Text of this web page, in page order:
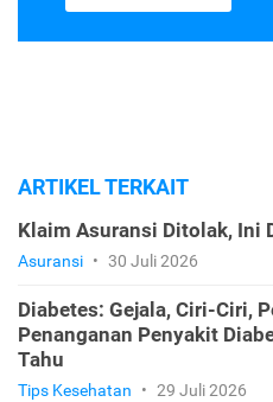
ARTIKEL TERKAIT
Klaim Asuransi Ditolak, Ini
Asuransi • 30 Juli 2026
Diabetes: Gejala, Ciri-Ciri,
Penanganan Penyakit
Tahu
Tips Kesehatan • 29 Juli 2026